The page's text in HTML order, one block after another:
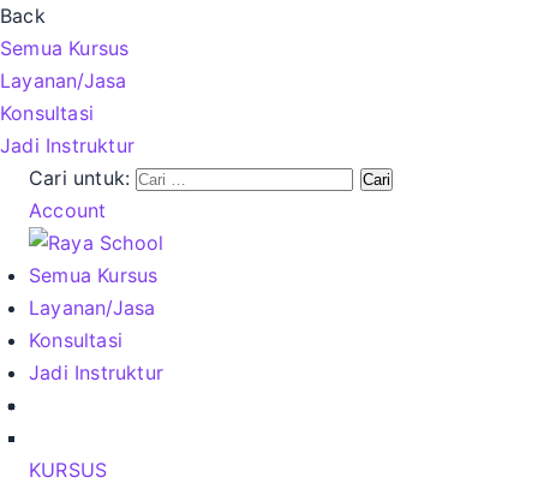
Back
Semua Kursus
Layanan/Jasa
Konsultasi
Jadi Instruktur
Cari untuk:
Account
Semua Kursus
Layanan/Jasa
Konsultasi
Jadi Instruktur
KURSUS